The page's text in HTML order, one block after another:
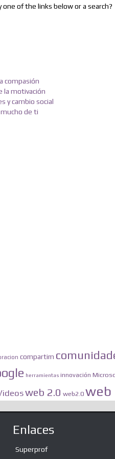
of the links below or a search?
compasión
la motivación
y cambio social
de ti
compartim
herramientas innovación
web 2.0 web2.0 web
Enlaces
Superprof